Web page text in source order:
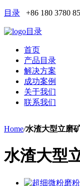
目录 +86 180 3780
目录
首页
产品目录
解决方案
成功案例
关于我们
联系我们
Home/水渣大型立磨
水渣大型